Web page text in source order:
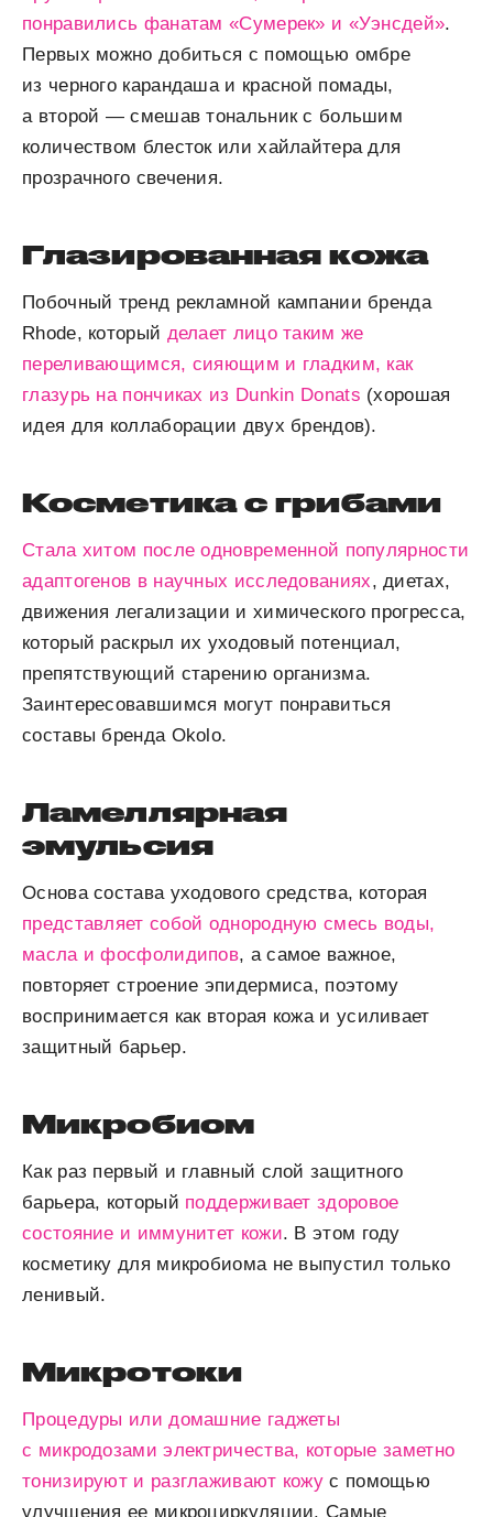
понравились фанатам «Сумерек» и «Уэнсдей».
Первых можно добиться с помощью омбре
из черного карандаша и красной помады,
а второй — смешав тональник с большим
количеством блесток или хайлайтера для
прозрачного свечения.
Глазированная кожа
Побочный тренд рекламной кампании бренда
Rhode, который делает лицо таким же
переливающимся, сияющим и гладким, как
глазурь на пончиках из Dunkin Donats (хорошая
идея для коллаборации двух брендов).
Косметика с грибами
Стала хитом после одновременной популярности
адаптогенов в научных исследованиях, диетах,
движения легализации и химического прогресса,
который раскрыл их уходовый потенциал,
препятствующий старению организма.
Заинтересовавшимся могут понравиться
составы бренда Okolo.
Ламеллярная
эмульсия
Основа состава уходового средства, которая
представляет собой однородную смесь воды,
масла и фосфолидипов, а самое важное,
повторяет строение эпидермиса, поэтому
воспринимается как вторая кожа и усиливает
защитный барьер.
Микробиом
Как раз первый и главный слой защитного
барьера, который поддерживает здоровое
состояние и иммунитет кожи. В этом году
косметику для микробиома не выпустил только
ленивый.
Микротоки
Процедуры или домашние гаджеты
с микродозами электричества, которые заметно
тонизируют и разглаживают кожу с помощью
улучшения ее микроциркуляции. Самые